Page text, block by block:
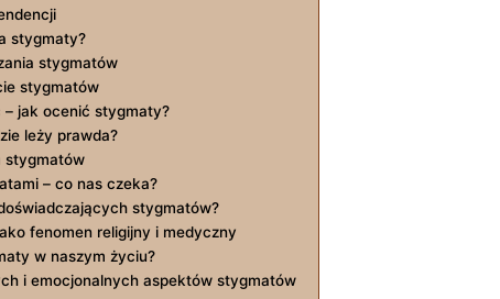
stygmaty?
stygmatów
stygmatów
– jak ocenić stygmaty?
leży prawda?
stygmatów
– co nas czeka?
stygmatów?
fenomen religijny i medyczny
w naszym życiu?
i emocjonalnych aspektów stygmatów